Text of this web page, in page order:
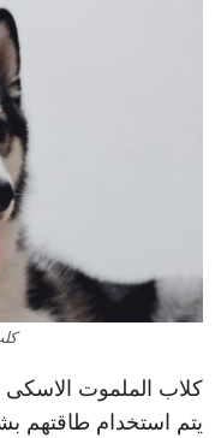
كلاب الملموت
يتم استخدام طاقتهم